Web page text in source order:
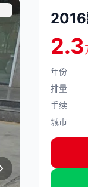
2016
2.3
年份
排量
手续
城市